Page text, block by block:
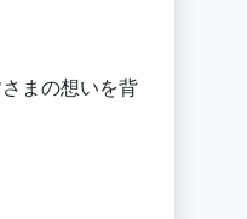
まの想いを背